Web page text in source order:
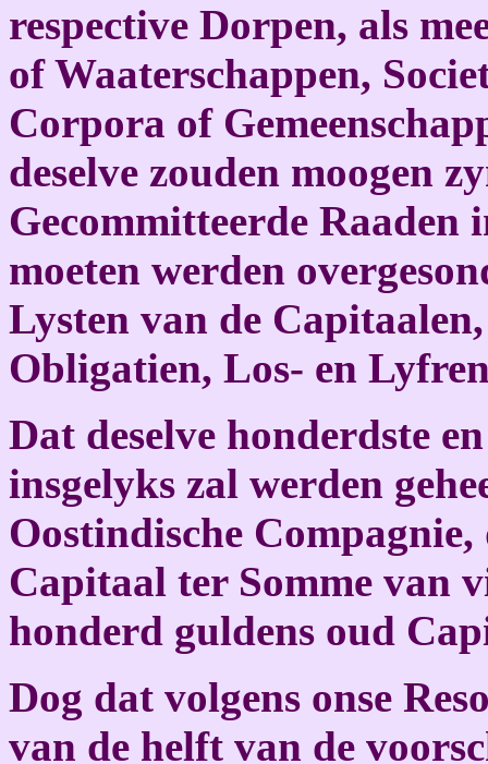
respective Dorpen, als
of Waaterschappen,
Corpora of
deselve zouden moogen
Gecommitteerde Raaden
moeten werden
Lysten van de
Obligatien, Los- en
Dat deselve honderdste
insgelyks zal werden
Oostindische
Capitaal ter Somme van
honderd guldens oud
Dog dat volgens onse
van de helft van de